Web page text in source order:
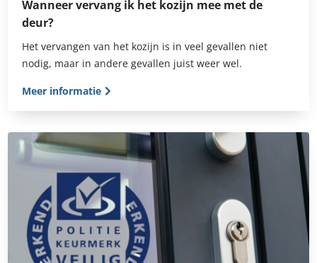
Wanneer vervang ik het kozijn mee met de
deur?
Het vervangen van het kozijn is in veel gevallen niet
nodig, maar in andere gevallen juist weer wel.
Meer informatie